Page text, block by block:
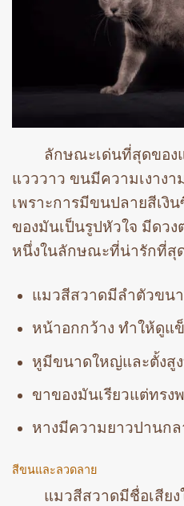
ลักษณะเด่นที่สุดของ
แวววาว ขนมีความเงาง
เพราะการมีขนปลายสีเงิ
ของมันเป็นรูปหัวใจ มีดว
หนึ่งในลักษณะที่น่ารักที่สุ
แมวสีสวาดมีลำตัวขน
หน้าอกกว้าง ทำให้ดูแ
หูมีขนาดใหญ่และตั้งสู
ขาของมันเรียวแต่ทรง
หางมีความยาวปานกล
สีขนและลวดลาย
แมวสีสวาดมีชื่อเสีย